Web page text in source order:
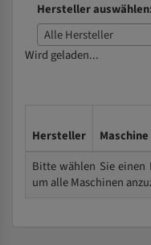
Hersteller
Alle Hersteller
Wird geladen...
Hersteller Maschine
Bitte wählen Sie einen
um alle Maschinen